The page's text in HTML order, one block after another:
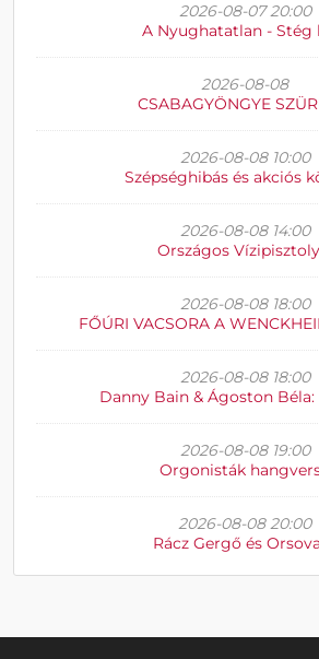
2026-08-07 20:00
A Nyughatatlan - Stég
2026-08-08
CSABAGYÖNGYE
2026-08-08 10:00
Szépséghibás és akciós
2026-08-08 14:00
Országos
2026-08-08 18:00
FŐÚRI VACSORA A
2026-08-08 18:00
Danny Bain & Ágoston
2026-08-08 19:00
Orgonisták
2026-08-08 20:00
Rácz Gergő és